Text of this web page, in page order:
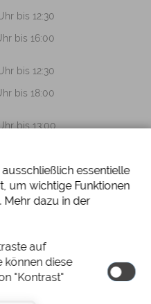
bis 12:30
bis 16:00
bis 12:30
bis 18:00
bis 13:00
Ihnen
zu.
essentielle
um wichtige Funktionen
Mehr dazu in der
auf
können diese
"Kontrast"